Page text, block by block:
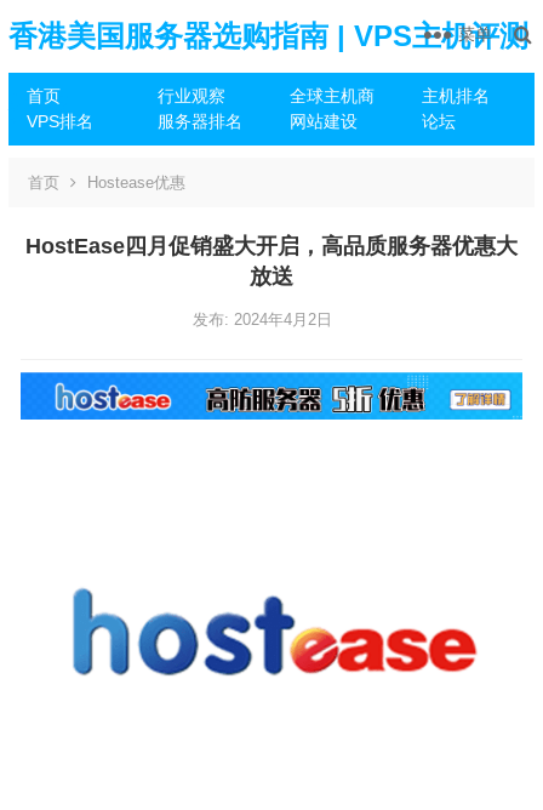
香港美国服务器选购指南 | VPS主机评测
推荐
首页 行业观察 全球主机商
主机排名
VPS排名
服务器排名 网站建设 论坛
菜单
首页 Hostease优惠
HostEase四月促销盛大开启，高品质服务器优惠大
放送
发布: 2024年4月2日